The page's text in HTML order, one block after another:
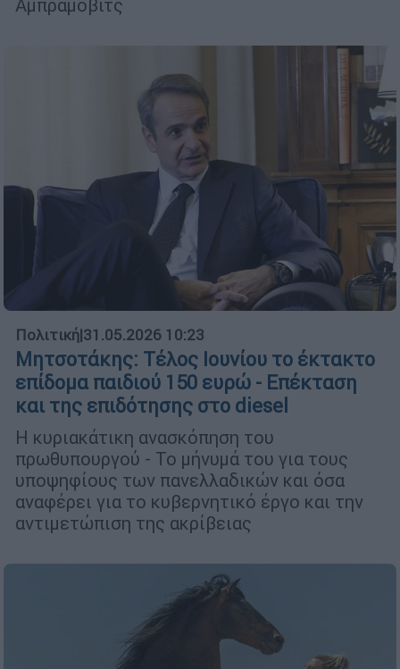
Αμπράμοβιτς
Πολιτική|31.05.2026 10:23
Μητσοτάκης: Τέλος Ιουνίου το έκτακτο
επίδομα παιδιού 150 ευρώ - Επέκταση
και της επιδότησης στο diesel
Η κυριακάτικη ανασκόπηση του
πρωθυπουργού - Το μήνυμά του για τους
υποψηφίους των πανελλαδικών και όσα
αναφέρει για το κυβερνητικό έργο και την
αντιμετώπιση της ακρίβειας